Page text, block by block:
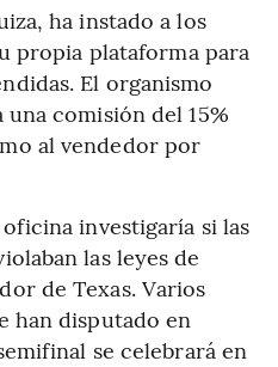
ha instado a los
propia plataforma para
El organismo
comisión del 15%
al vendedor por
investigaría si las
las leyes de
de Texas. Varios
han disputado en
se celebrará en